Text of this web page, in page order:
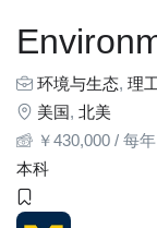
环境与生态, 理
美国, 北美
￥430,000 / 每年
本科